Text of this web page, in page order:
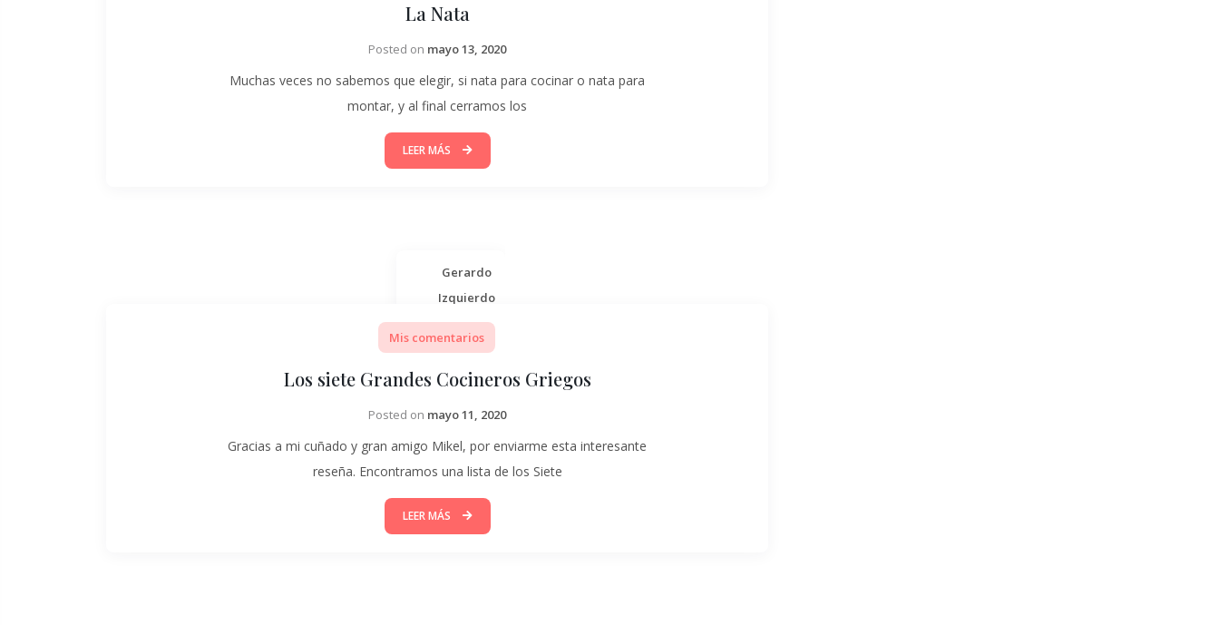
La Nata
Posted on mayo 13, 2020
Muchas veces no sabemos que elegir, si nata para cocinar o nata para
montar, y al final cerramos los
LEER MÁS
Gerardo
Izquierdo
Mis comentarios
Los siete Grandes Cocineros Griegos
Posted on mayo 11, 2020
Gracias a mi cuñado y gran amigo Mikel, por enviarme esta interesante
reseña. Encontramos una lista de los Siete
LEER MÁS